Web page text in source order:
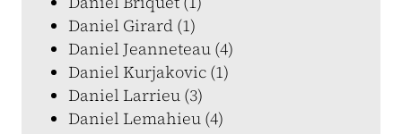
Daniel Girard (1)
Daniel Jeanneteau (4)
Daniel Kurjakovic (1)
Daniel Larrieu (3)
Daniel Lemahieu (4)